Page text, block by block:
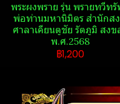
พระ​ผงพราย​ รุ่น พรายทวีท
พ่อท่านมหานิ​มิตร​ สำนักส
ศาลา​เคียน​ตู​ชัย​ รัตภูมิ​ สงข
พ.ศ.2568
฿1,200